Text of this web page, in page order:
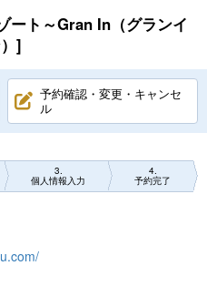
ート～Gran In（グランイ
]
予約確認・変更・キャンセ
ル
3
個人情報入力
4
予約完了